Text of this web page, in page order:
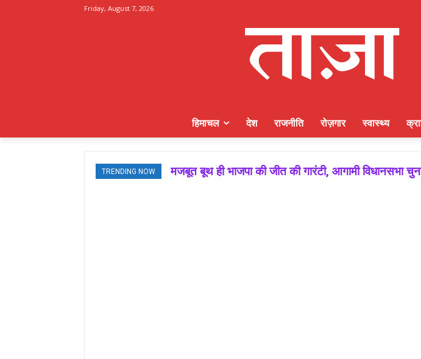
Friday, August 7, 2026
हिमाचल देश राजनीति रोज़गार स्वास्थ्य
TRENDING NOW
मजबूत बूथ ही भाजपा की जीत की गारंटी, आगामी विधानसभा